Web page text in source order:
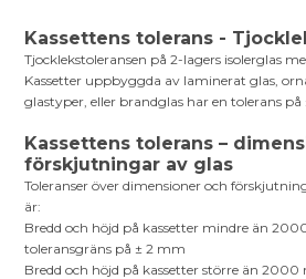
Kassettens tolerans -
Tjocklekstoleransen på 2-lagers isolerglas
Kassetter uppbyggda av laminerat glas,
glastyper, eller brandglas har en tolerans på
Kassettens tolerans –
förskjutningar av glas
Toleranser över dimensioner och
är:
Bredd och höjd på kassetter mindre än
toleransgräns på ± 2 mm
Bredd och höjd på kassetter större än